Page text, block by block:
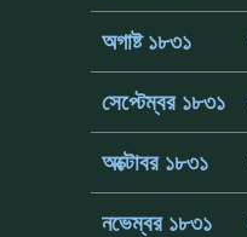
অগাষ্ট ১৮৩১
সেপ্টেম্বর ১৮৩১
অক্টোবর ১৮৩১
নভেম্বর ১৮৩১